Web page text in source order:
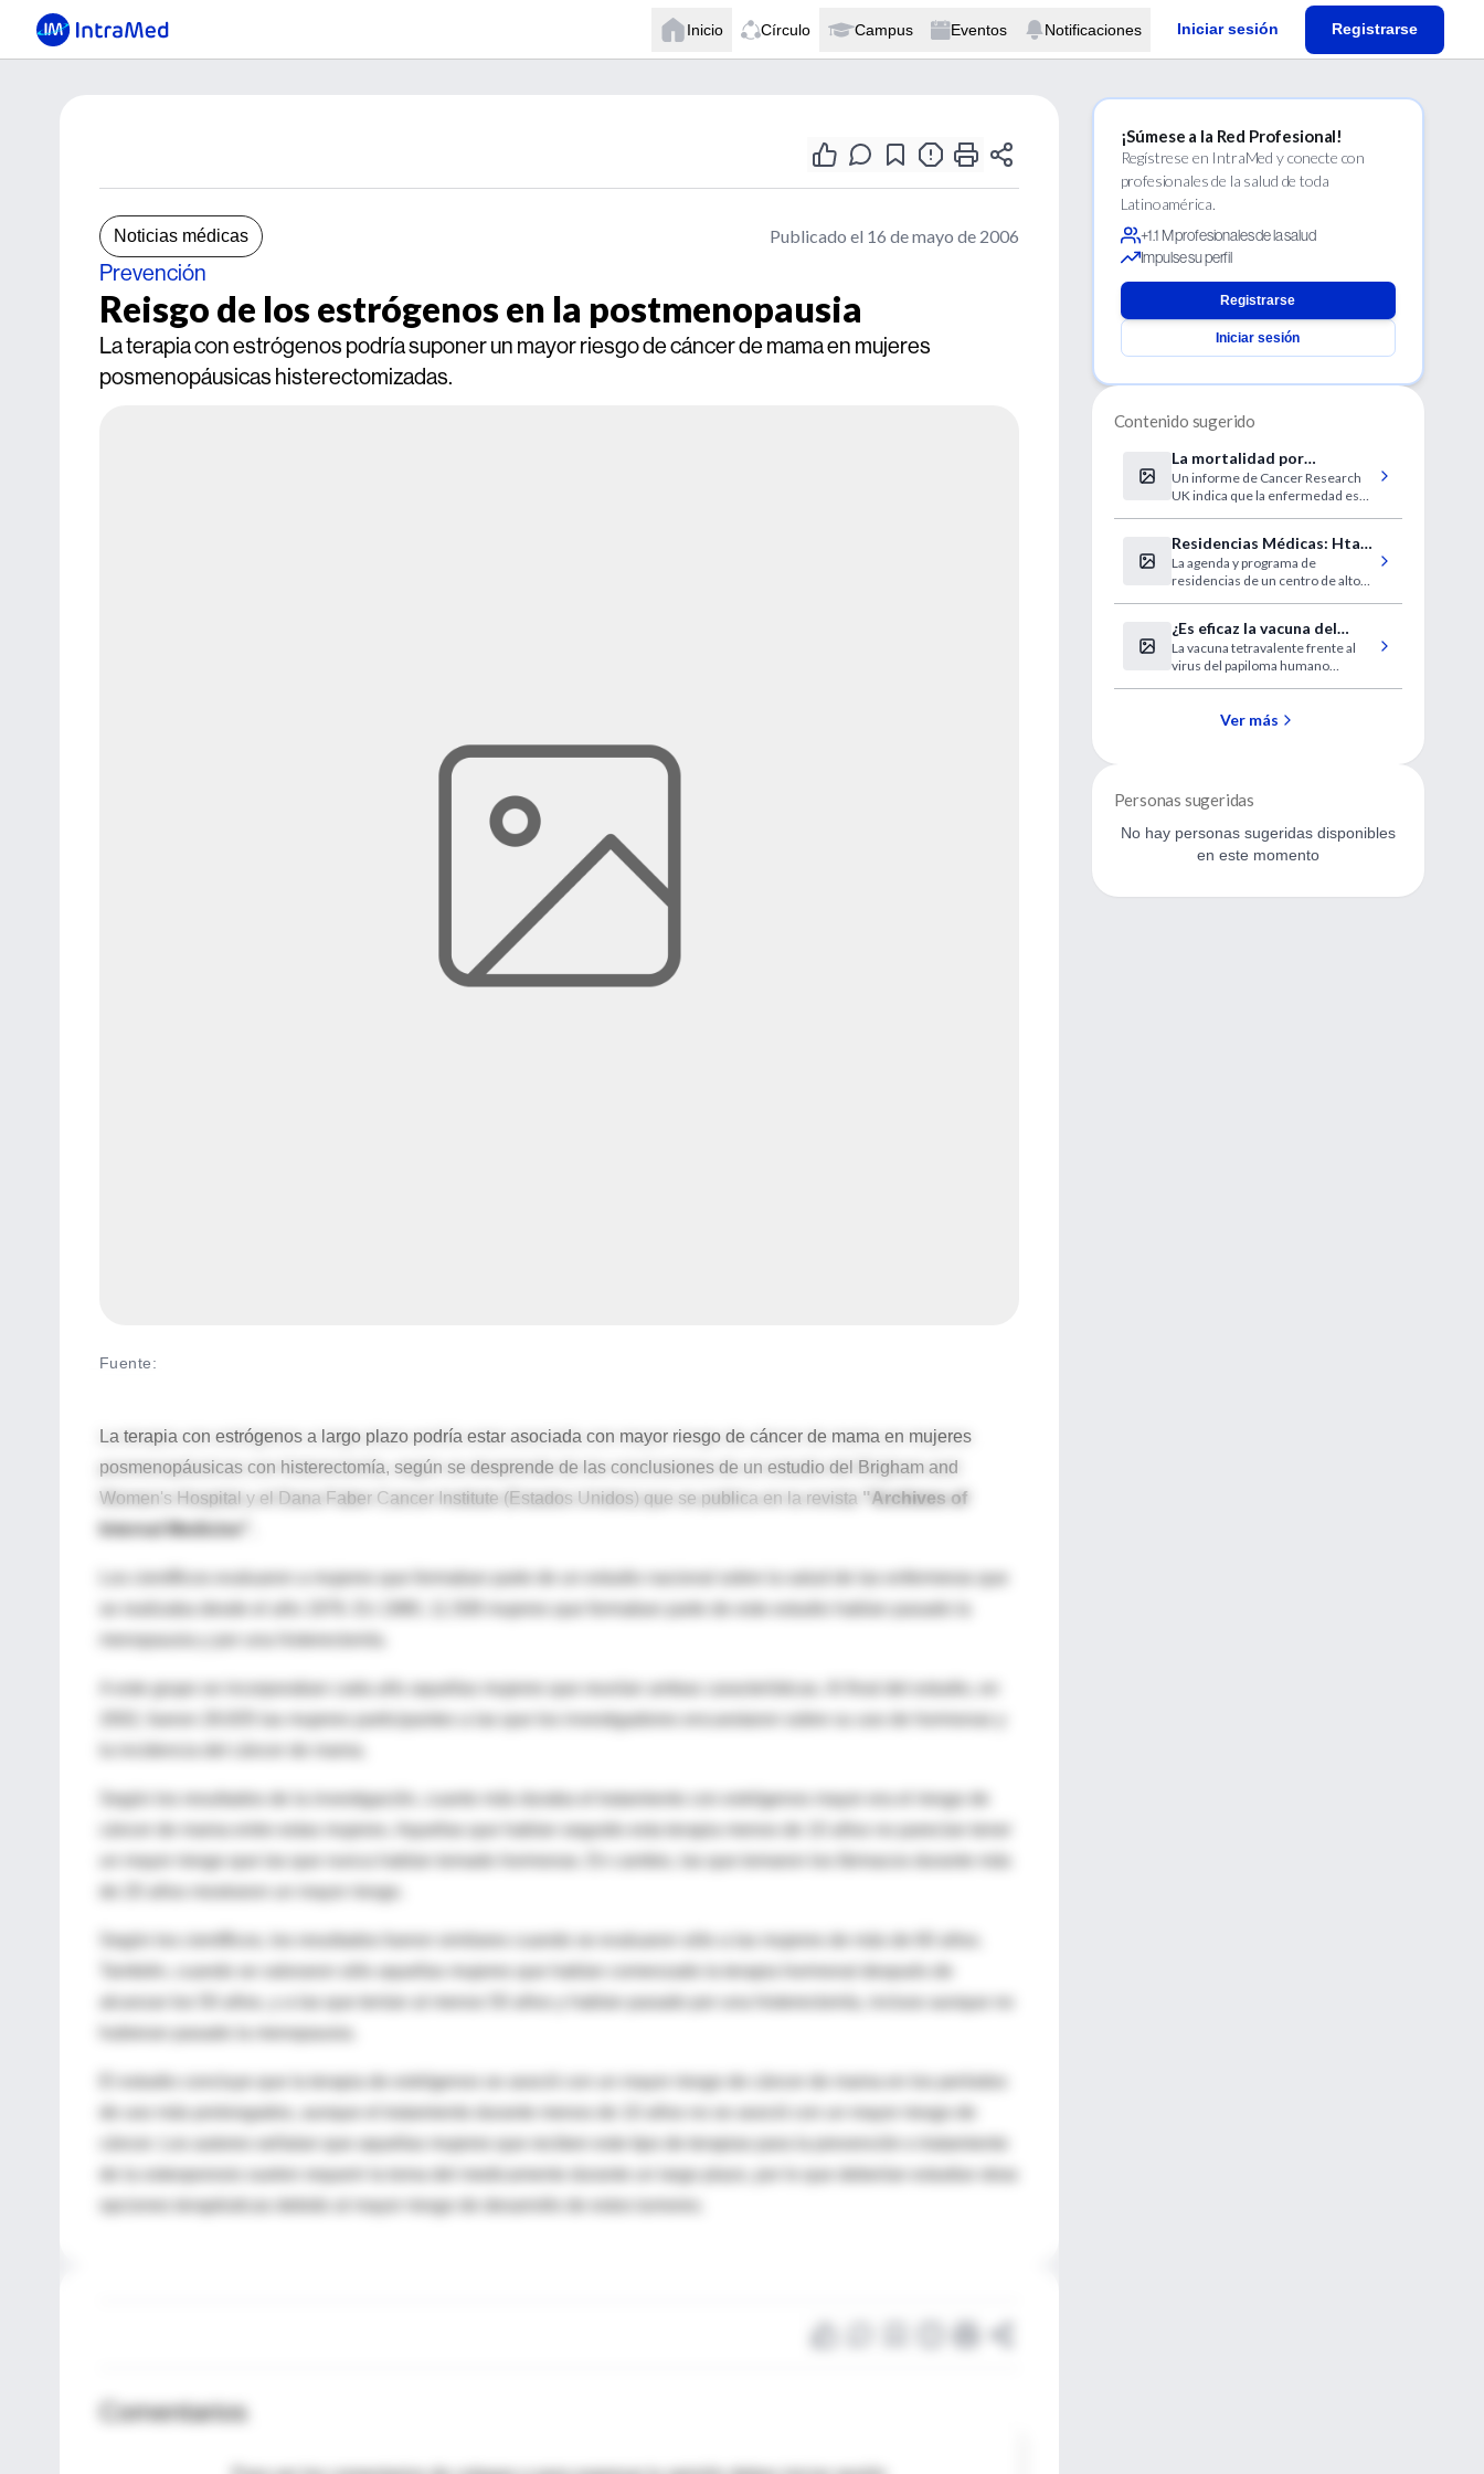
Inicio Círculo Campus Eventos Notificaciones Iniciar sesión Registrarse
Noticias médicas Publicado el 16 de mayo de 2006
Prevención
Reisgo de los estrógenos en la postmenopausia
La terapia con estrógenos podría suponer un mayor riesgo de cáncer de mama en mujeres
posmenopáusicas histerectomizadas.
Fuente:
La terapia con estrógenos a largo plazo podría estar asociada con mayor riesgo de cáncer de mama en mujeres
posmenopáusicas con histerectomía, según se desprende de las conclusiones de un estudio del Brigham and
Women's Hospital y el Dana Faber Cancer Institute (Estados Unidos) que se publica en la revista "Archives of
Internal Medicine".
menopausia y por una histerectomía.
A este grupo se incorporaban cada año aquellas mujeres que reunían ambas características. Al final del estudio, en
2002, fueron 28.835 las mujeres participantes a las que los investigadores encuestaron sobre su uso de hormonas y
Según los resultados de la investigación, cuanto más duraba el tratamiento con estrógenos mayor era el riesgo de
cáncer de mama entre estas mujeres. Aquellas que habían seguido esta terapia menos de 10 años no parecían tener
un mayor riesgo que las que nunca habían tomado hormonas. En cambio, las que tomaron los fármacos durante más
de 20 años mostraron un mayor riesgo.
Según los científicos, los resultados fueron similares cuando se evaluaron sólo a las mujeres de más de 60 años.
También, cuando se valoraron sólo aquellas mujeres que habían comenzado la terapia hormonal después de
alcanzar los 50 años, y a las que tenían al menos 50 años y habían pasado por una histerectomía, incluso aunque no
hubieran pasado la menopausia.
El estudio concluye que la terapia de estrógenos se asoció con un mayor riesgo de cáncer de mama en los períodos
de uso más prolongados, aunque el tratamiento durante menos de 10 años no se asoció con un mayor riesgo de
cáncer. Los autores señalan que aquellas mujeres que reciben este tipo de terapias para la prevención o tratamiento
de la osteoporosis suelen requerir la toma del medicamento durante un largo plazo, por lo que deberían estudiar otras
opciones terapéuticas debido al mayor riesgo de desarrollo de estos tumores.
Comentarios
¡Súmese a la Red Profesional!
Regístrese en IntraMed y conecte con
profesionales de la salud de toda
Latinoamérica.
+1.1 M profesionales de la salud
Impulse su perfil
Registrarse
Iniciar sesión
Contenido sugerido
La mortalidad por
melanoma maligno
aumenta entre los varones
británicos
Un informe de Cancer Research
UK indica que la enfermedad es
diagnostica más tarde que en las
mujeres.
Residencias Médicas: Htal.
Comunidad, Mar del Plata
La agenda y programa de
residencias de un centro de alto
¿Es eficaz la vacuna del
Papiloma humano?
La vacuna tetravalente frente al
virus del papiloma humano
Ver más
Personas sugeridas
No hay personas sugeridas disponibles
en este momento